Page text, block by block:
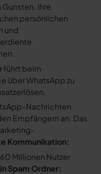
Gunsten. Ihre
persönlichen
und
führt beim
über WhatsApp zu
Nachrichten
Empfängern an. Das
Kommunikation:
Millionen Nutzer
Spam Ordner: